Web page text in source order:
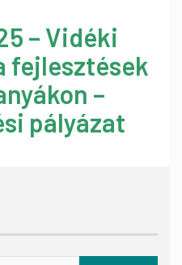
– Vidéki
–
pályázat